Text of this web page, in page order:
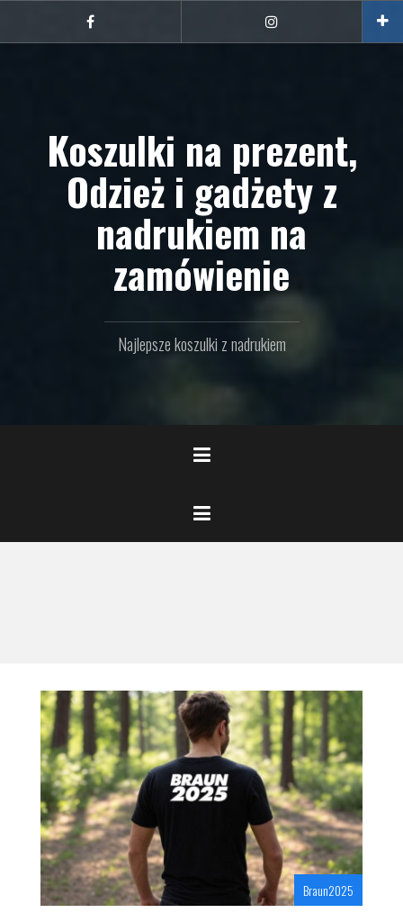
Facebook Instagram
Koszulki na prezent,
Odzież i gadżety z
nadrukiem na
zamówienie
Najlepsze koszulki z nadrukiem
Braun2025